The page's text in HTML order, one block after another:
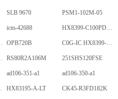
SLB 9670 PSM1-102M-05
icm-42688 HX8399-C100PD1700-GP
V-A OPB720B C0G-IC HX8399-C100PD1700-GP
RS80R2A106M 251SHS120FSE
ad106-351-a1 ad106-350-a1
V+ HX83195-A-LT CK45-R3FD182K